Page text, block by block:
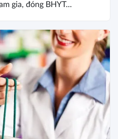
gia, đóng BHYT...